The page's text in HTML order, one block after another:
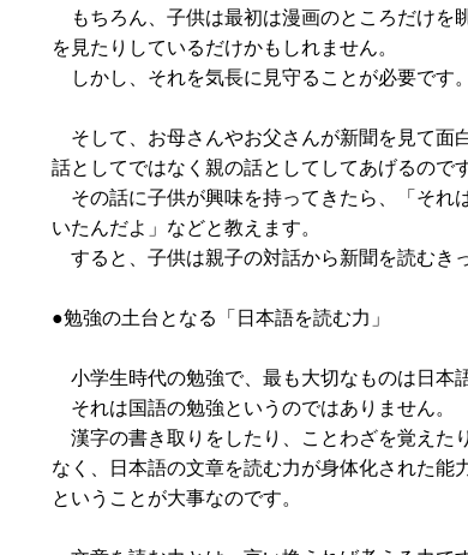
もちろん、子供は最初は漫画のところだけを
を見たりしているだけかもしれません。
しかし、それを気長に見守ることが必要です。
そして、お母さんやお父さんが新聞を見て面
話としてではなく親の話としてしてあげるのです
その話に子供が興味を持ってきたら、「それ
いたんだよ」などと教えます。
すると、子供は親子の対話から新聞を読むき
●勉強の土台となる「日本語を読む力」
小学生時代の勉強で、最も大切なものは日本語
それは国語の勉強というのではありません。
漢字の書き取りをしたり、ことわざを覚えた
なく、日本語の文章を読む力が身体化された能
ということが大事なのです。